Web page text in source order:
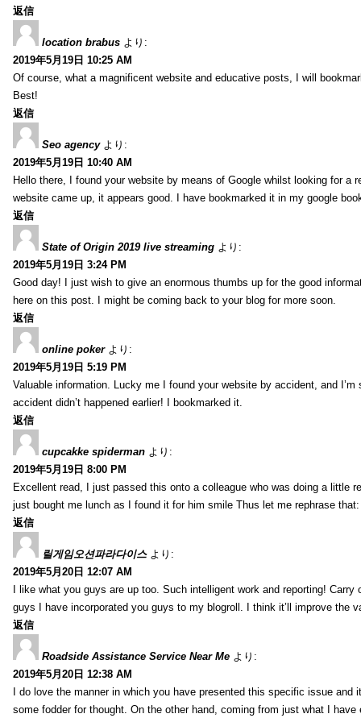
返信
location brabus より:
2019年5月19日 10:25 AM
Of course, what a magnificent website and educative posts, I will
Best!
返信
Seo agency より:
2019年5月19日 10:40 AM
Hello there, I found your website by means of Google whilst looking for a
website came up, it appears good. I have bookmarked it in my google
返信
State of Origin 2019 live streaming より:
2019年5月19日 3:24 PM
Good day! I just wish to give an enormous thumbs up for the good
here on this post. I might be coming back to your blog for more soon.
返信
online poker より:
2019年5月19日 5:19 PM
Valuable information. Lucky me I found your website by accident, and I’m
accident didn’t happened earlier! I bookmarked it.
返信
cupcakke spiderman より:
2019年5月19日 8:00 PM
Excellent read, I just passed this onto a colleague who was doing a little
just bought me lunch as I found it for him smile Thus let me rephrase
返信
릴게임오션파라다이스 より:
2019年5月20日 12:07 AM
I like what you guys are up too. Such intelligent work and reporting! Carry
guys I have incorporated you guys to my blogroll. I think it’ll improve the
返信
Roadside Assistance Service Near Me より:
2019年5月20日 12:38 AM
I do love the manner in which you have presented this specific issue and
some fodder for thought. On the other hand, coming from just what I have